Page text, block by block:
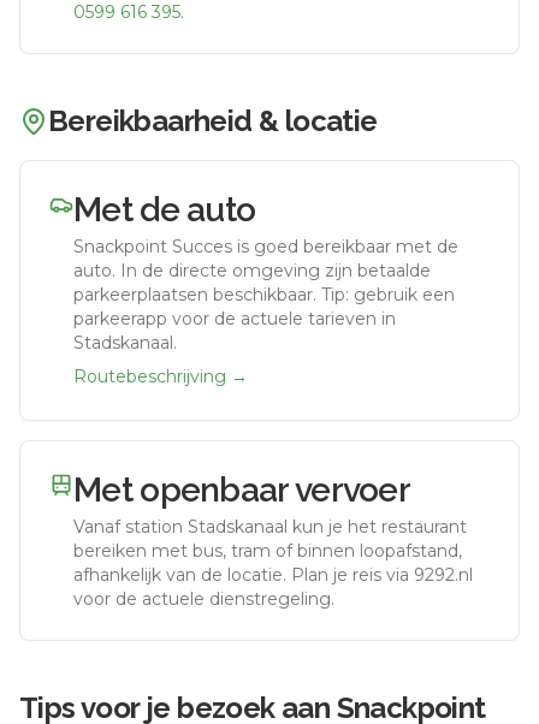
0599 616 395.
Bereikbaarheid & locatie
Met de auto
Snackpoint Succes is goed bereikbaar met de
auto. In de directe omgeving zijn betaalde
parkeerplaatsen beschikbaar. Tip: gebruik een
parkeerapp voor de actuele tarieven in
Stadskanaal.
Routebeschrijving →
Met openbaar vervoer
Vanaf station Stadskanaal kun je het restaurant
bereiken met bus, tram of binnen loopafstand,
afhankelijk van de locatie. Plan je reis via 9292.nl
voor de actuele dienstregeling.
Tips voor je bezoek aan Snackpoint